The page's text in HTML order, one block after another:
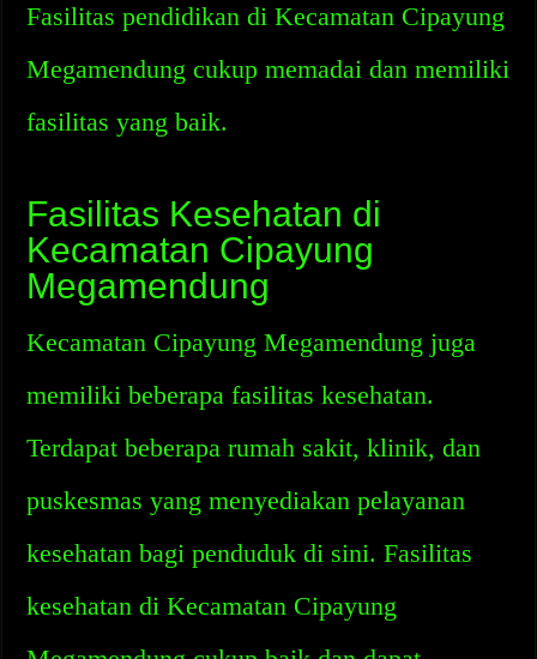
Fasilitas pendidikan di Kecamatan Cipayung
Megamendung cukup memadai dan memiliki
fasilitas yang baik.
Fasilitas Kesehatan di
Kecamatan Cipayung
Megamendung
Kecamatan Cipayung Megamendung juga
memiliki beberapa fasilitas kesehatan.
Terdapat beberapa rumah sakit, klinik, dan
puskesmas yang menyediakan pelayanan
kesehatan bagi penduduk di sini. Fasilitas
kesehatan di Kecamatan Cipayung